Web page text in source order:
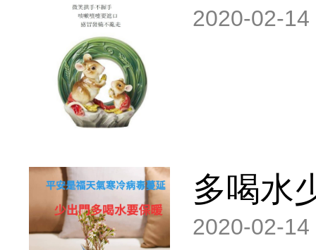
2020-02-14
多喝水
2020-02-14